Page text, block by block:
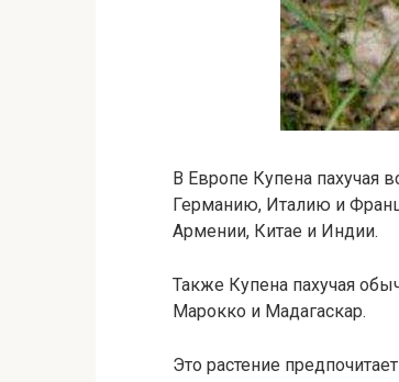
В Европе Купена пахучая
Германию, Италию и
Армении, Китае и Индии.
Также Купена пахучая
Марокко и Мадагаскар.
Это растение